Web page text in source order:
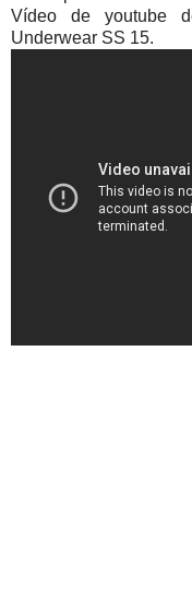
Vídeo de youtube
Underwear SS 15.